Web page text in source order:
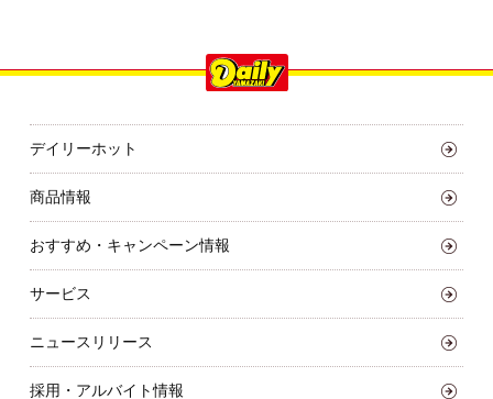
デイリーホット
商品情報
おすすめ・キャンペーン情報
サービス
ニュースリリース
採用・アルバイト情報